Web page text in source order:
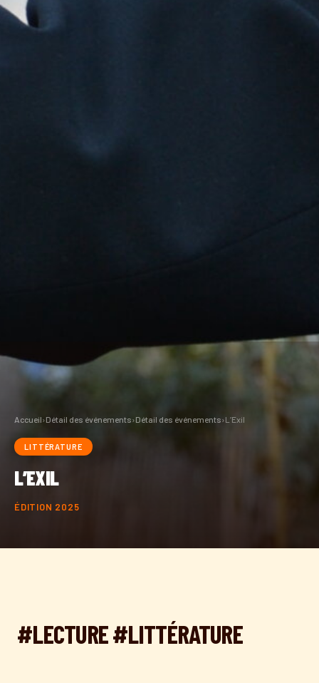
Accueil›Détail des événements›Détail des événements›L’Exil
LITTÉRATURE
L’EXIL
ÉDITION 2025
#LECTURE #LITTÉRATURE